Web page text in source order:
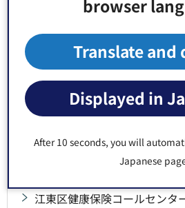
browser
Translate and
Displayed in
After 10 seconds, you will
Japanese
【選定結果】「江東区保育従
【選定結果】令和8年度～ベ
事業受付等業務委託に係る公
実施について
【選定結果】江東区魅力発信
に係るプロポーザルの実施に
江東区健康保険コールセンタ